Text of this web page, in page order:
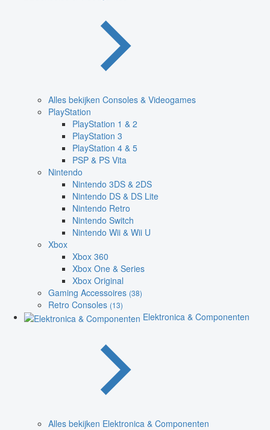
Alles bekijken Consoles & Videogames
PlayStation
PlayStation 1 & 2
PlayStation 3
PlayStation 4 & 5
PSP & PS Vita
Nintendo
Nintendo 3DS & 2DS
Nintendo DS & DS Lite
Nintendo Retro
Nintendo Switch
Nintendo Wii & Wii U
Xbox
Xbox 360
Xbox One & Series
Xbox Original
Gaming Accessoires (38)
Retro Consoles (13)
Elektronica & Componenten
Alles bekijken Elektronica & Componenten